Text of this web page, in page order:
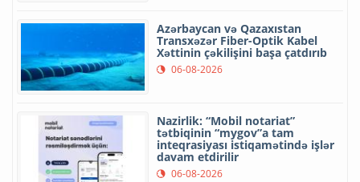
Azərbaycan və Qazaxıstan
Transxəzər Fiber-Optik Kabel
Xəttinin çəkilişini başa çatdırıb
06-08-2026
Nazirlik: “Mobil notariat”
tətbiqinin “mygov”a tam
inteqrasiyası istiqamətində işlər
davam etdirilir
06-08-2026